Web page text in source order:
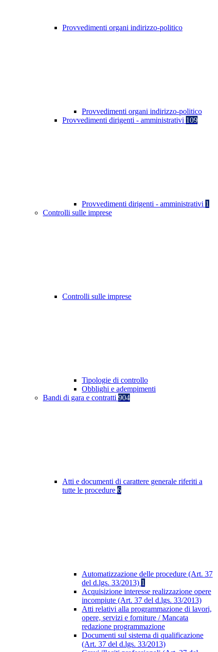
Provvedimenti organi indirizzo-politico
Provvedimenti organi indirizzo-politico
Provvedimenti dirigenti - amministrativi 109
Provvedimenti dirigenti - amministrativi 1
Controlli sulle imprese
Controlli sulle imprese
Tipologie di controllo
Obblighi e adempimenti
Bandi di gara e contratti 904
Atti e documenti di carattere generale riferiti a
tutte le procedure 6
Automatizzazione delle procedure (Art. 37
del d.lgs. 33/2013) 1
Acquisizione interesse realizzazione opere
incompiute (Art. 37 del d.lgs. 33/2013)
Atti relativi alla programmazione di lavori,
opere, servizi e forniture / Mancata
redazione programmazione
Documenti sul sistema di qualificazione
(Art. 37 del d.lgs. 33/2013)